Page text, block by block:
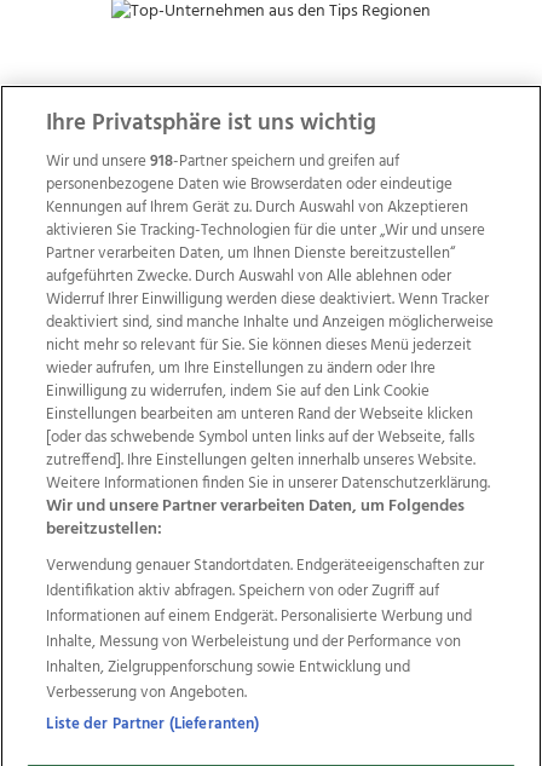
ZUR NACHRICHTENÜBERSICHT
Wir über uns Mediadaten Kontakt
Jobs
Datenschutz
Impressum
AGB Anzeigekunden
AGB Website
Ehrenkodex Politische Werbung
Weitere Angebote des Medienhauses Wimmer
TV1 di-mog-i.at OÖNow
Ischler Woche
Life Radio
OÖNachrichten
OÖN Immobilien
OÖN Karriere
OÖN Reise
Promenaden Galerien
Regionaljobs
wasistlos.at
Ihre Privatsphäre ist uns wichtig
Wir und unsere918-Partner speichern und greifen auf
personenbezogene Daten wie Browserdaten oder eindeutige
Kennungen auf Ihrem Gerät zu. Durch Auswahl von Akzeptieren
aktivieren Sie Tracking-Technologien für die unter „Wir und unsere
Partner verarbeiten Daten, um Ihnen Dienste bereitzustellen“
aufgeführten Zwecke. Durch Auswahl von Alle ablehnen oder
Widerruf Ihrer Einwilligung werden diese deaktiviert. Wenn Tracker
deaktiviert sind, sind manche Inhalte und Anzeigen möglicherweise
nicht mehr so relevant für Sie. Sie können dieses Menü jederzeit
wieder aufrufen, um Ihre Einstellungen zu ändern oder Ihre
Einwilligung zu widerrufen, indem Sie auf den Link Cookie
Einstellungen bearbeiten am unteren Rand der Webseite klicken
[oder das schwebende Symbol unten links auf der Webseite, falls
zutreffend]. Ihre Einstellungen gelten innerhalb unseres Website.
Weitere Informationen finden Sie in unserer Datenschutzerklärung.
Wir und unsere Partner verarbeiten Daten, um Folgendes
bereitzustellen:
Verwendung genauer Standortdaten. Endgeräteeigenschaften zur
Identifikation aktiv abfragen. Speichern von oder Zugriff auf
Informationen auf einem Endgerät. Personalisierte Werbung und
Inhalte, Messung von Werbeleistung und der Performance von
Inhalten, Zielgruppenforschung sowie Entwicklung und
Verbesserung von Angeboten.
Liste der Partner (Lieferanten)